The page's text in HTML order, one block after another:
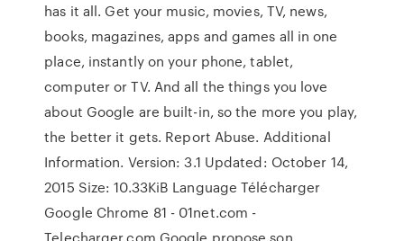
has it all. Get your music, movies, TV, news,
books, magazines, apps and games all in one
place, instantly on your phone, tablet,
computer or TV. And all the things you love
about Google are built-in, so the more you play,
the better it gets. Report Abuse. Additional
Information. Version: 3.1 Updated: October 14,
2015 Size: 10.33KiB Language Télécharger
Google Chrome 81 - 01net.com -
Telecharger.com Google propose son